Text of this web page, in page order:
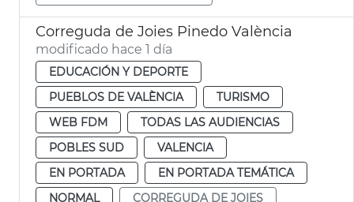
Correguda de Joies Pinedo València
modificado hace 1 día
EDUCACIÓN Y DEPORTE
PUEBLOS DE VALÈNCIA
TURISMO
WEB FDM
TODAS LAS AUDIENCIAS
POBLES SUD
VALENCIA
EN PORTADA
EN PORTADA TEMÁTICA
NORMAL
CORREGUDA DE JOIES